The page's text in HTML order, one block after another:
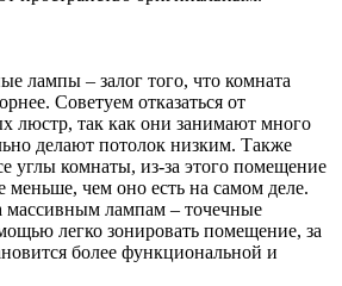
лампы – залог того, что комната
Советуем отказаться от
люстр, так как они занимают много
делают потолок низким. Также
углы комнаты, из-за этого помещение
меньше, чем оно есть на самом деле.
массивным лампам – точечные
легко зонировать помещение, за
более функциональной и